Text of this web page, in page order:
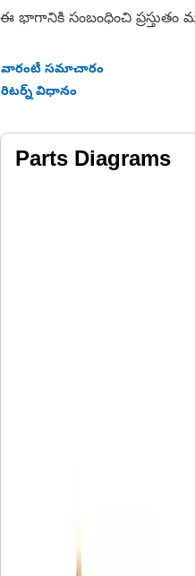
ఈ భాగానికి సంబంధించి
వారంటీ సమాచారం
రిటర్న్ విధానం
Parts Diagrams